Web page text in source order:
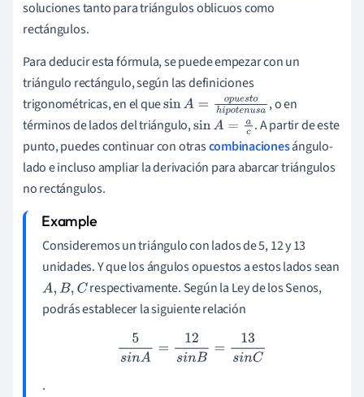
soluciones tanto para triángulos oblicuos como
rectángulos.
Para deducir esta fórmula, se puede empezar con un
triángulo rectángulo, según las definiciones
trigonométricas, en el quesinA=opu estohipot
enusa
, o en
términos de lados del triángulo,sinA=ac
. A partir de este
punto, puedes continuar con otrascombinacionesángulo-
lado e incluso ampliar la derivación para abarcar triángulos
no rectángulos.
Consideremos un triángulo con lados de 5, 12 y 13
unidades. Y que los ángulos opuestos a estos lados sean
A,B,C
respectivamente. Según la Ley de los Senos,
podrás establecer la siguiente relación
5sin A= 12sinB= 13 sinC
.